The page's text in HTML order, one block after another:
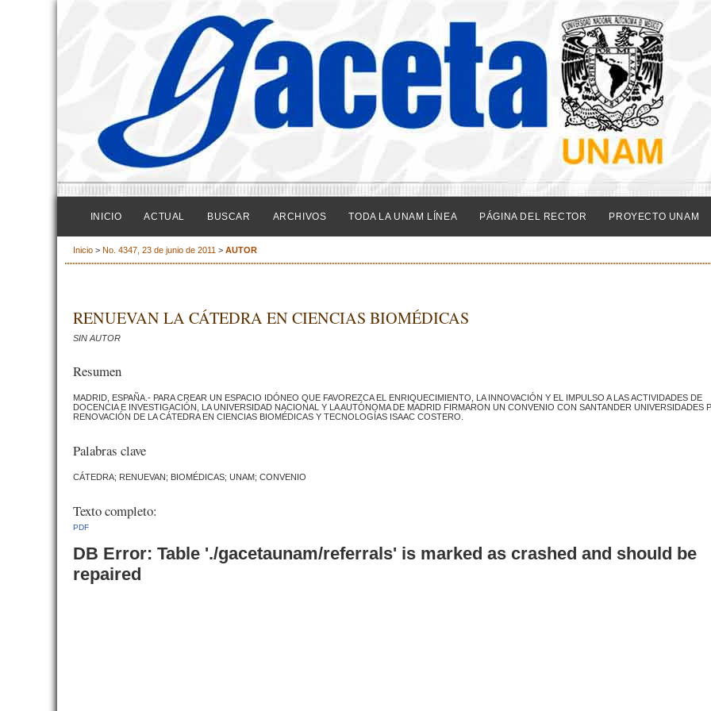
INICIO ACTUAL BUSCAR ARCHIVOS TODA LA UNAM LÍNEA PÁGINA DEL RECTOR PROYECTO UNAM
Inicio > No. 4347, 23 de junio de 2011 > AUTOR
RENUEVAN LA CÁTEDRA EN CIENCIAS BIOMÉDICAS
SIN AUTOR
Resumen
MADRID, ESPAÑA.- PARA CREAR UN ESPACIO IDÓNEO QUE FAVOREZCA EL ENRIQUECIMIENTO, LA INNOVACIÓN Y EL IMPULSO A LAS ACTIVIDADES DE
DOCENCIA E INVESTIGACIÓN, LA UNIVERSIDAD NACIONAL Y LA AUTÓNOMA DE MADRID FIRMARON UN CONVENIO CON SANTANDER UNIVERSIDADES
RENOVACIÓN DE LA CÁTEDRA EN CIENCIAS BIOMÉDICAS Y TECNOLOGÍAS ISAAC COSTERO.
Palabras clave
CÁTEDRA; RENUEVAN; BIOMÉDICAS; UNAM; CONVENIO
Texto completo:
PDF
DB Error: Table './gacetaunam/referrals' is marked as crashed and should be
repaired